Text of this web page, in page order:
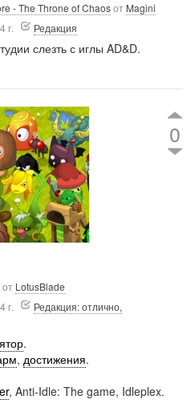
- The Throne of Chaosот Magini
г. Редакция
слезть с иглы AD&D.
0
от LotusBlade
г.
Редакция: отлично,
.
, достижения.
, Anti-Idle: The game, Idleplex.